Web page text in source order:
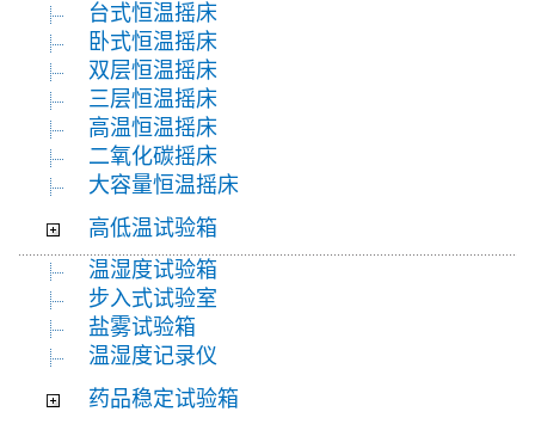
台式恒温摇床
卧式恒温摇床
双层恒温摇床
三层恒温摇床
高温恒温摇床
二氧化碳摇床
大容量恒温摇床
高低温试验箱
温湿度试验箱
步入式试验室
盐雾试验箱
温湿度记录仪
药品稳定试验箱